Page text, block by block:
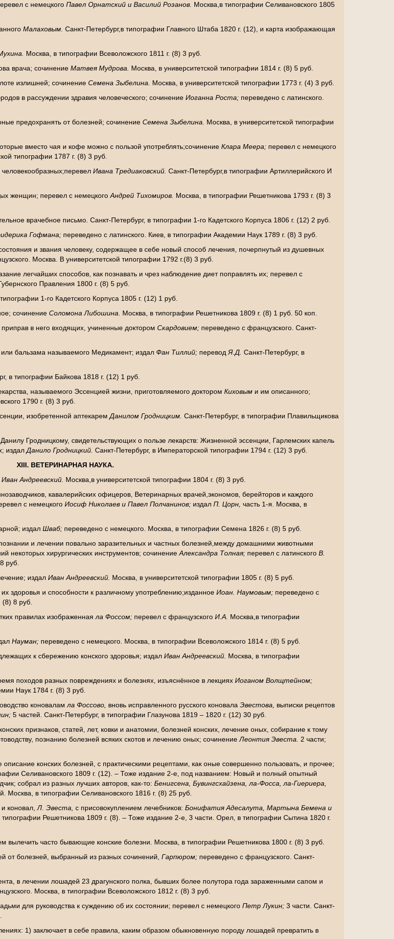
с немецкого Павел Орнатский и Василий Розанов. Москва,в типографии Селивановского 1805
Малаховым. Санкт-Петербург,в типографии Главного Штаба 1820 г. (12), и карта изображающая
Москва, в типографии Всеволожского 1811 г. (8) 3 руб.
врача; сочинение Матвея Мудрова. Москва, в университетской типографии 1814 г. (8) 5 руб.
излишней; сочинение Семена Зыбелина. Москва, в университетской типографии 1773 г. (4) 3 руб.
в рассуждении здравия человеческого; сочинение Иоганна Роста; переведено с латинского.
предохранять от болезней; сочинение Семена Зыбелина. Москва, в университетской типографии
вместо чая и кофе можно с пользой употреблять;сочинение Клара Меера; перевел с немецкого
типографии 1787 г. (8) 3 руб.
Ивана Тредиаковский. Санкт-Петербург,в типографии Артиллерийского И
женщин; перевел с немецкого Андрей Тихомиров. Москва, в типографии Решетникова 1793 г. (8) 3
врачебное письмо. Санкт-Петербург, в типографии 1-го Кадетского Корпуса 1806 г. (12) 2 руб.
Гофмана; переведено с латинского. Киев, в типографии Академии Наук 1789 г. (8) 3 руб.
и звания человеку, содержащее в себе новый способ лечения, почерпнутый из душевных
Москва. В университетской типографии 1792 г.(8) 3 руб.
легчайших способов, как познавать и чрез наблюдение диет поправлять их; перевел с
Правления 1800 г. (8) 5 руб.
1-го Кадетского Корпуса 1805 г. (12) 1 руб.
сочинение Соломона Либошина. Москва, в типографии Решетникова 1809 г. (8) 1 руб. 50 коп.
в него входящих, учиненные доктором Скардовием; переведено с французского. Санкт-
бальзама называемого Медикамент; издал Фан Тиллий; перевод Я.Д. Санкт-Петербург, в
в типографии Байкова 1818 г. (12) 1 руб.
называемого Эссенцией жизни, приготовляемого доктором Киховым и им описанного;
1790 г. (8) 3 руб.
изобретенной аптекарем Данилом Гродницким. Санкт-Петербург, в типографии Плавильщикова
Гродницкому, свидетельствующих о пользе лекарств: Жизненной эссенции, Гарлемских капель
издал Данило Гродницкий. Санкт-Петербург, в Императорской типографии 1794 г. (12) 3 руб.
XIII. ВЕТЕРИНАРНАЯ НАУКА.
Иван Андреевский. Москва,в университетской типографии 1804 г. (8) 3 руб.
кавалерийских офицеров, Ветеринарных врачей,экономов, берейторов и каждого
с немецкого Иосиф Николаев и Павел Полчанинов; издал П. Цорн, часть 1-я. Москва, в
издал Шваб; переведено с немецкого. Москва, в типографии Семена 1826 г. (8) 5 руб.
и лечении повально заразительных и частных болезней,между домашними животными
хирургических инструментов; сочинение Александра Толная; перевел с латинского В.
руб.
издал Иван Андреевский. Москва, в университетской типографии 1805 г. (8) 5 руб.
здоровья и способности к различному употреблению;изданное Иоан. Наумовым; переведено с
8 руб.
правилах изображенная ла Фоссом; перевел с французского И.А. Москва,в типографии
Науман; переведено с немецкого. Москва, в типографии Всеволожского 1814 г. (8) 5 руб.
к сбережению конского здоровья; издал Иван Андреевский. Москва, в типографии
походов разных повреждениях и болезнях, изъяснённое в лекциях Иоганом Волщтейном;
Наук 1784 г. (8) 3 руб.
коновалам ла Фоссово, вновь исправленного русского коновала Эвестова, выписки рецептов
5 частей. Санкт-Петербург, в типографии Глазунова 1819 – 1820 г. (12) 30 руб.
признаков, статей, лет, ковки и анатомии, болезней конских, лечение оных, собирание к тому
познанию болезней всяких скотов и лечению оных; сочинение Леонтия Эвеста. 2 части;
конских болезней, с практическими рецептами, как оные совершенно пользовать, и прочее;
Селивановского 1809 г. (12). – Тоже издание 2-е, под названием: Новый и полный опытный
собрал из разных лучших авторов, как-то: Бенигсена, Бувингсхайзена, ла-Фосса, ла-Гиериера,
Москва, в типографии Селивановского 1816 г. (8) 25 руб.
коновал, Л. Эвеста, с присовокуплением лечебников: Бонифатия Адесалута, Мартына Бемена и
типографии Решетникова 1809 г. (8). – Тоже издание 2-е, 3 части. Орел, в типографии Сытина 1820 г.
вылечить часто бывающие конские болезни. Москва, в типографии Решетникова 1800 г. (8) 3 руб.
болезней, выбранный из разных сочинений, Гарпюром; переведено с французского. Санкт-
в лечении лошадей 23 драгунского полка, бывших более полутора года зараженными сапом и
Москва, в типографии Всеволожского 1812 г. (8) 3 руб.
для руководства к суждению об их состоянии; перевел с немецкого Петр Лукин; 3 части. Санкт-
1) заключает в себе правила, каким образом обыкновенную породу лошадей превратить в